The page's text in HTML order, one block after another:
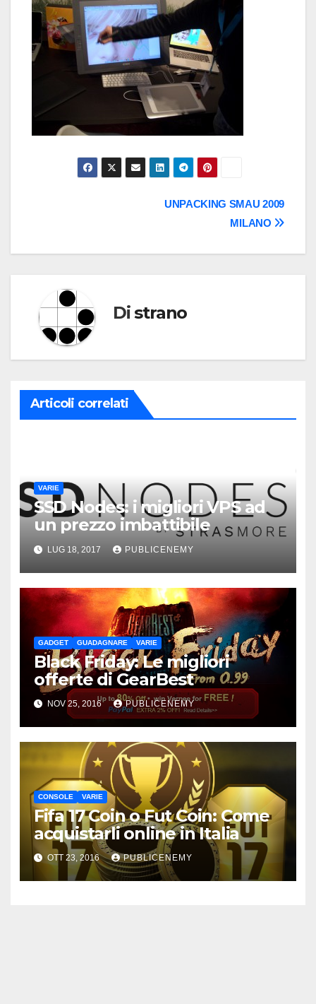
UNPACKING SMAU 2009
MILANO
Distrano
Articoli correlati
VARIE
SSD Nodes: i migliori VPS ad
un prezzo imbattibile
LUG 18, 2017 PUBLICENEMY
GADGET GUADAGNARE VARIE
Black Friday: Le migliori
offerte di GearBest
NOV 25, 2016 PUBLICENEMY
CONSOLE VARIE
Fifa 17 Coin o Fut Coin: Come
acquistarli online in Italia
OTT 23, 2016 PUBLICENEMY